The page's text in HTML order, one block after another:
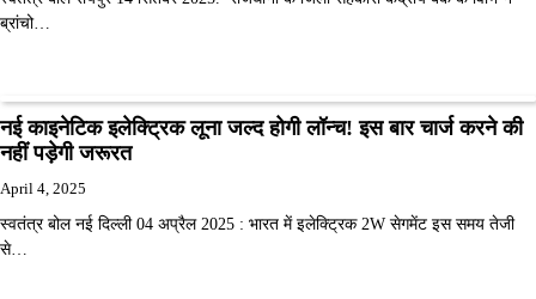
ब्रांचो…
नई काइनेटिक इलेक्ट्रिक लूना जल्द होगी लॉन्च! इस बार चार्ज करने की
नहीं पड़ेगी जरूरत
April 4, 2025
स्वतंत्र बोल नई दिल्ली 04 अप्रैल 2025 : भारत में इलेक्ट्रिक 2W सेगमेंट इस समय तेजी
से…